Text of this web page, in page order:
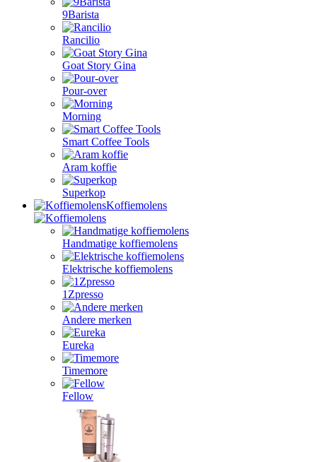
9Barista
Rancilio
Goat Story Gina
Pour-over
Morning
Smart Coffee Tools
Aram koffie
Superkop
Koffiemolens
Handmatige koffiemolens
Elektrische koffiemolens
1Zpresso
Andere merken
Eureka
Timemore
Fellow